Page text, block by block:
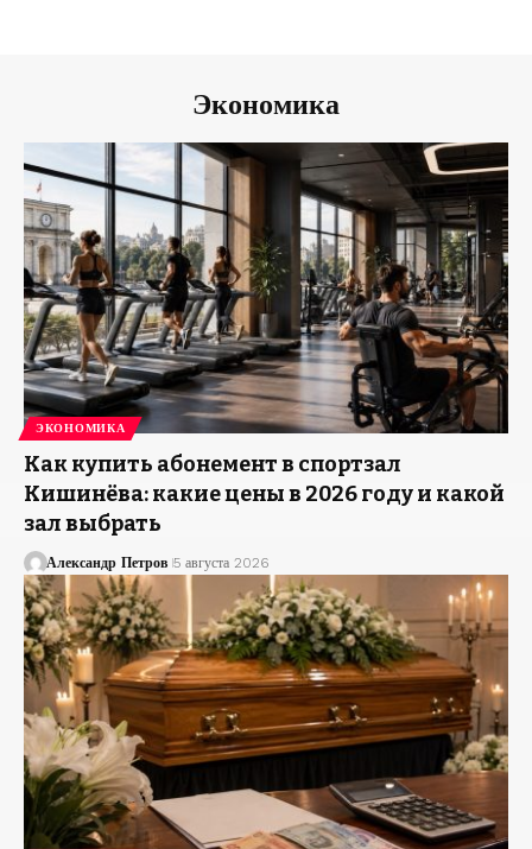
Экономика
ЭКОНОМИКА
Как купить абонемент в спортзал
Кишинёва: какие цены в 2026 году и какой
зал выбрать
Александр Петров 5 августа 2026